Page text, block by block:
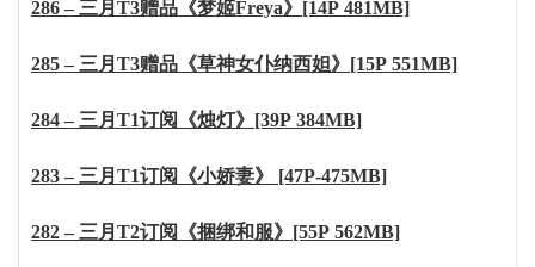
286 – 三月T3赠品《梦姬Freya》[14P 481MB]
285 – 三月T3赠品《草神女仆纳西妲》[15P 551MB]
284 – 三月T1订阅《烛灯》[39P 384MB]
283 – 三月T1订阅《小娇妻》 [47P-475MB]
282 – 三月T2订阅《捆绑和服》[55P 562MB]